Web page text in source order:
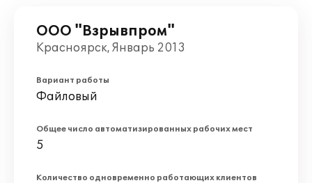
ООО "Взрывпром"
Красноярск, Январь 2013
Вариант работы
Файловый
Общее число автоматизированных рабочих мест
5
Количество одновременно работающих клиентов